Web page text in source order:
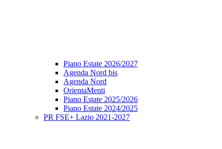
Piano Estate 2026/2027
Agenda Nord bis
Agenda Nord
OrientaMenti
Piano Estate 2025/2026
Piano Estate 2024/2025
PR FSE+ Lazio 2021-2027